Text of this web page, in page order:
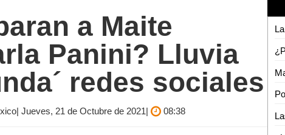
a Maite
Panini? Lluvia
redes sociales
Jueves, 21 de Octubre de 2021| 08:38